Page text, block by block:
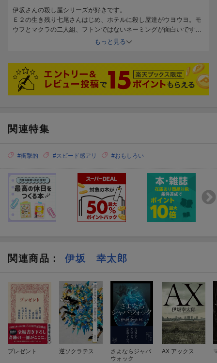
伊坂さんの殺し屋シリーズが好きです。
Ｅ２の生き残り七尾さんはじめ、ホテルに殺し屋達がウヨウヨ。モ
ウフとマクラの二人組、フトンではないネーミングが面白いです。
懐かしい殺し屋の名前も出きて楽しめました。
もっと見る
関連特集
#衝撃的 #スピード感アリ #おもしろい
関連商品 ： 伊坂 幸太郎
プレゼント 逆ソクラテス
さよならジャバ
ウォック
AX アックス